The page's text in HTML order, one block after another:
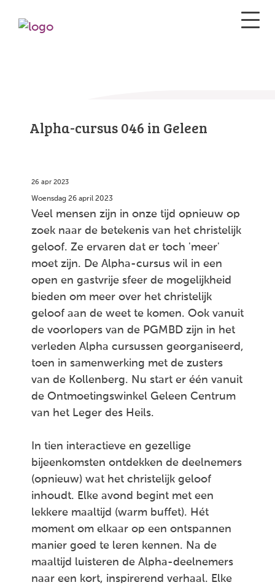
Alpha-cursus 046 in Geleen
26 apr 2023
Woensdag 26 april 2023
Veel mensen zijn in onze tijd opnieuw op
zoek naar de betekenis van het christelijk
geloof. Ze ervaren dat er toch 'meer'
moet zijn. De Alpha-cursus wil in een
open en gastvrije sfeer de mogelijkheid
bieden om meer over het christelijk
geloof aan de weet te komen. Ook vanuit
de voorlopers van de PGMBD zijn in het
verleden Alpha cursussen georganiseerd,
toen in samenwerking met de zusters
van de Kollenberg. Nu start er één vanuit
de Ontmoetingswinkel Geleen Centrum
van het Leger des Heils.
In tien interactieve en gezellige
bijeenkomsten ontdekken de deelnemers
(opnieuw) wat het christelijk geloof
inhoudt. Elke avond begint met een
lekkere maaltijd (warm buffet). Hét
moment om elkaar op een ontspannen
manier goed te leren kennen. Na de
maaltijd luisteren de Alpha-deelnemers
naar een kort, inspirerend verhaal. Elke